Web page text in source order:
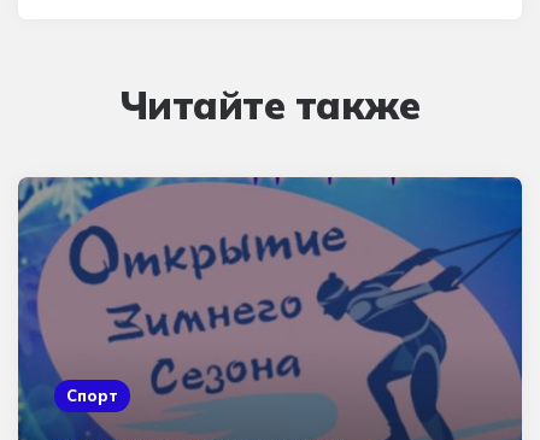
Читайте также
Спорт